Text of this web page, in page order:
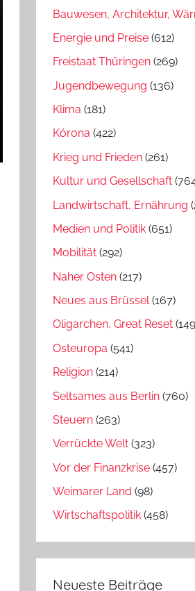
Bauwesen, Architektur,
Energie und Preise (612)
Freistaat Thüringen (269)
Jugendbewegung (136)
Klima (181)
Kórona (422)
Krieg und Frieden (261)
Kultur und Gesellschaft
Landwirtschaft, Ernährung
Medien und Politik (651)
Mobilität (292)
Naher Osten (217)
Neues aus Brüssel(167)
Oligarchen, Great Reset
Osteuropa (541)
Religion (214)
Seltsames aus Berlin (760)
Steuern (263)
Verrückte Welt (323)
Vor der Finanzkrise (457)
Weimarer Land (98)
Wirtschaftspolitik (458)
Neueste Beiträge